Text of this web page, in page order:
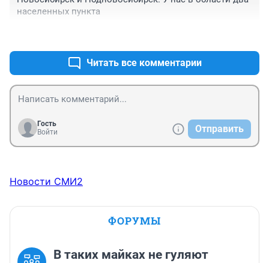
населенных пункта
Читать все комментарии
Гость
Войти
Отправить
Новости СМИ2
ФОРУМЫ
В таких майках не гуляют